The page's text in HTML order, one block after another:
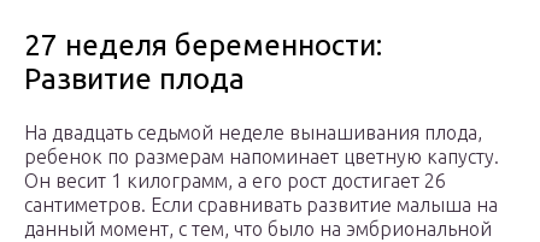
27 неделя беременности:
Развитие плода
На двадцать седьмой неделе вынашивания плода,
ребенок по размерам напоминает цветную капусту.
Он весит 1 килограмм, а его рост достигает 26
сантиметров. Если сравнивать развитие малыша на
данный момент, с тем, что было на эмбриональной